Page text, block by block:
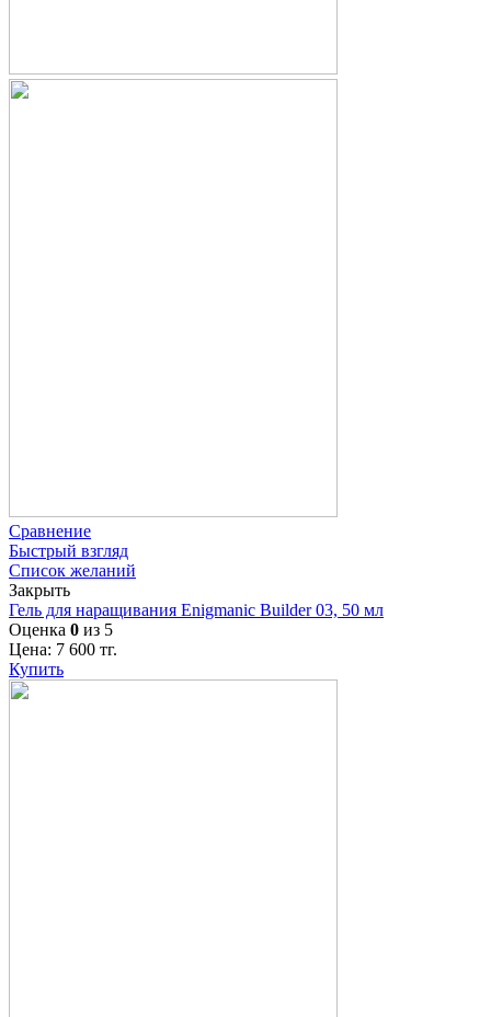
Сравнение
Быстрый взгляд
Список желаний
Закрыть
Гель для наращивания Enigmanic Builder 03, 50 мл
Оценка 0 из 5
Цена: 7 600 тг.
Купить